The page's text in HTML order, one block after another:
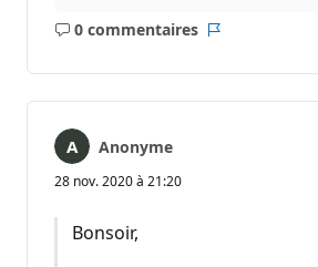
0 commentaires
Aucun
Anonyme
28 nov. 2020 à 21:20
Bonsoir,